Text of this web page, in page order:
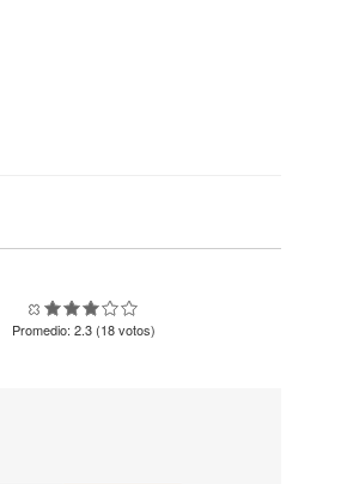
Promedio: 2.3 (18votos)